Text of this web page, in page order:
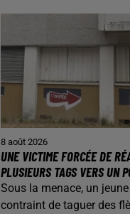
8 août 2026
UNE VICTIME FORCÉE DE
PLUSIEURS TAGS VERS UN
Sous la menace, un
contraint de taguer des